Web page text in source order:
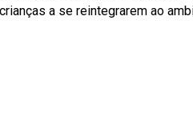
a se reintegrarem ao